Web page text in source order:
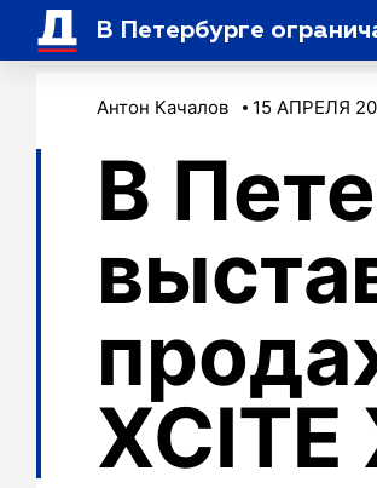
В Петербурге
Антон Качалов 15 АПРЕЛЯ
В
XCITE